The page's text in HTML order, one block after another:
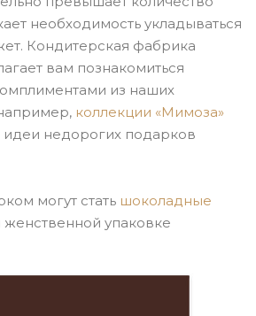
необходимость укладываться
Кондитерская фабрика
вам познакомиться
из наших
коллекции «Мимоза»
идеи недорогих подарков
могут стать шоколадные
женственной упаковке